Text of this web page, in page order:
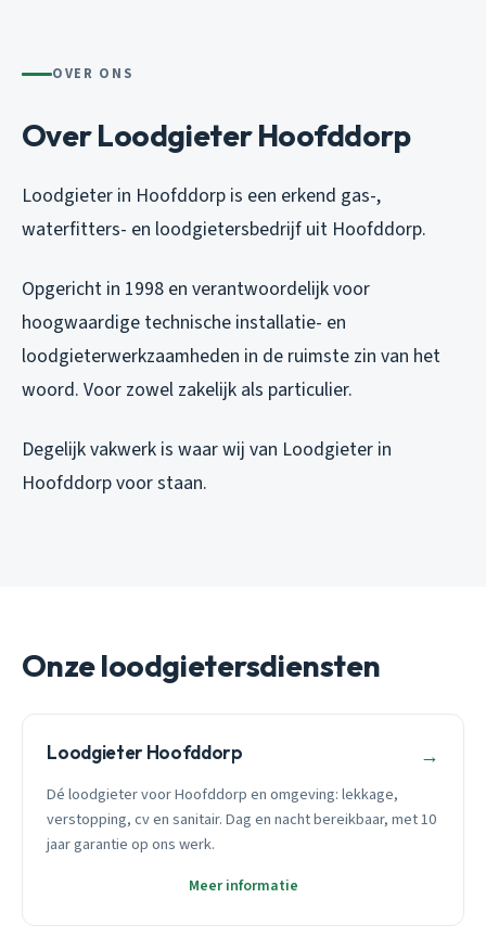
OVER ONS
Over Loodgieter Hoofddorp
Loodgieter in Hoofddorp is een erkend gas-,
waterfitters- en loodgietersbedrijf uit Hoofddorp.
Opgericht in 1998 en verantwoordelijk voor
hoogwaardige technische installatie- en
loodgieterwerkzaamheden in de ruimste zin van het
woord. Voor zowel zakelijk als particulier.
Degelijk vakwerk is waar wij van Loodgieter in
Hoofddorp voor staan.
Onze loodgietersdiensten
Loodgieter Hoofddorp →
Dé loodgieter voor Hoofddorp en omgeving: lekkage,
verstopping, cv en sanitair. Dag en nacht bereikbaar, met 10
jaar garantie op ons werk.
Meer informatie